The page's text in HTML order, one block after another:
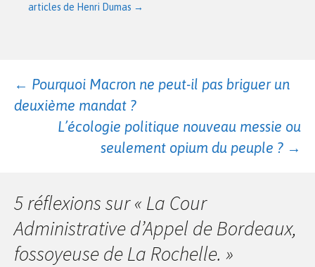
articles de Henri Dumas →
Navigation
← Pourquoi Macron ne peut-il pas briguer un
deuxième mandat ?
L’écologie politique nouveau messie ou
seulement opium du peuple ? →
5 réflexions sur « La Cour
Administrative d’Appel de Bordeaux,
fossoyeuse de La Rochelle. »